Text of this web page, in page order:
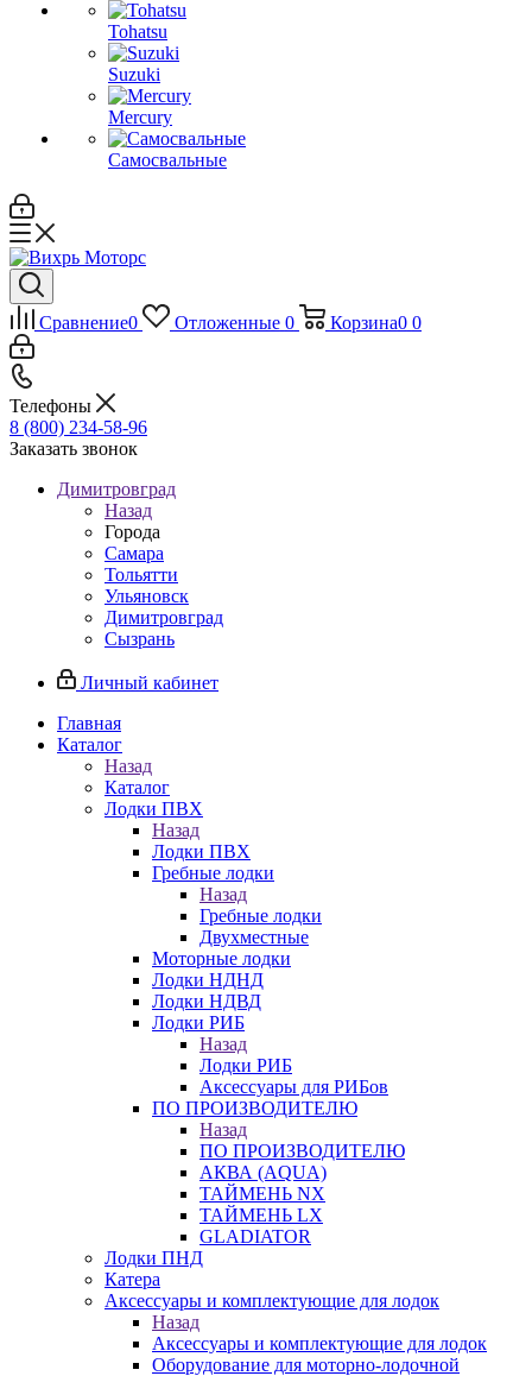
Tohatsu
Suzuki
Mercury
Самосвальные
Сравнение0 Отложенные 0 Корзина0 0
Телефоны
8 (800) 234-58-96
Заказать звонок
Димитровград
Назад
Города
Самара
Тольятти
Ульяновск
Димитровград
Сызрань
Личный кабинет
Главная
Каталог
Назад
Каталог
Лодки ПВХ
Назад
Лодки ПВХ
Гребные лодки
Назад
Гребные лодки
Двухместные
Моторные лодки
Лодки НДНД
Лодки НДВД
Лодки РИБ
Назад
Лодки РИБ
Аксессуары для РИБов
ПО ПРОИЗВОДИТЕЛЮ
Назад
ПО ПРОИЗВОДИТЕЛЮ
АКВА (AQUA)
ТАЙМЕНЬ NX
ТАЙМЕНЬ LX
GLADIATOR
Лодки ПНД
Катера
Аксессуары и комплектующие для лодок
Назад
Аксессуары и комплектующие для лодок
Оборудование для моторно-лодочной